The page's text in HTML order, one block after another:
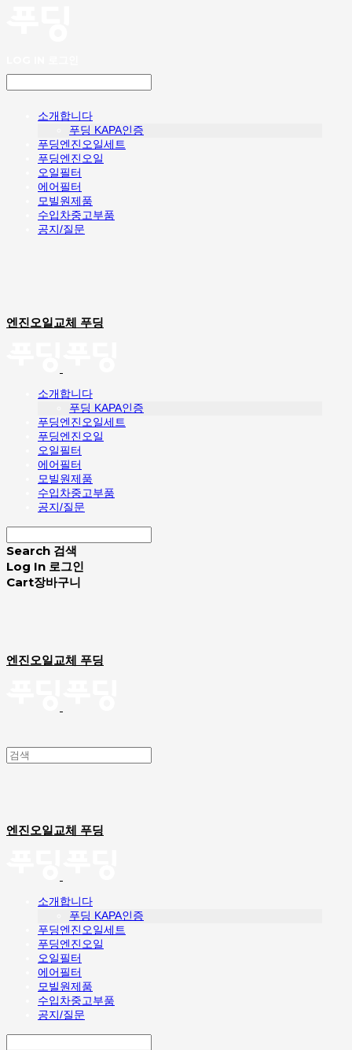
소개합니다
푸딩 KAPA인증
푸딩엔진오일세트
푸딩엔진오일
오일필터
에어필터
모빌원제품
수입차중고부품
공지/질문
엔진오일교체 푸딩
소개합니다
푸딩 KAPA인증
푸딩엔진오일세트
푸딩엔진오일
오일필터
에어필터
모빌원제품
수입차중고부품
공지/질문
Search 검색
Log In 로그인
Cart장바구니
엔진오일교체 푸딩
엔진오일교체 푸딩
소개합니다
푸딩 KAPA인증
푸딩엔진오일세트
푸딩엔진오일
오일필터
에어필터
모빌원제품
수입차중고부품
공지/질문